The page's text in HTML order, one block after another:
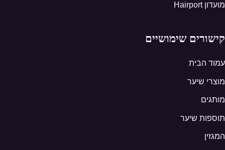
מועדון Hairport
קישורים שימושיים
עמוד הבית
מוצרי שיער
מותגים
תוספות שיער
המגזין